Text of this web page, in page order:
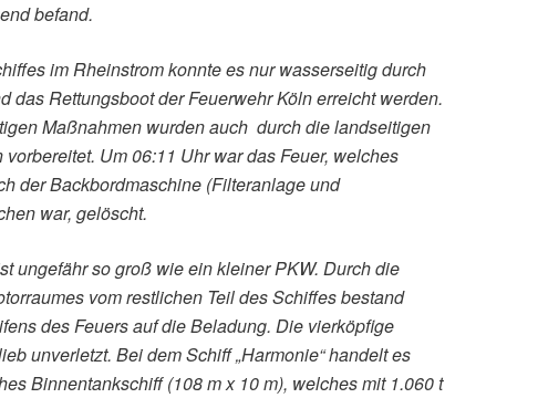
befand.
im Rheinstrom konnte es nur wasserseitig durch
das Rettungsboot der Feuerwehr Köln erreicht werden.
Maßnahmen wurden auch durch die landseitigen
Um 06:11 Uhr war das Feuer, welches
der Backbordmaschine (Filteranlage und
war, gelöscht.
ungefähr so groß wie ein kleiner PKW. Durch die
vom restlichen Teil des Schiffes bestand
des Feuers auf die Beladung. Die vierköpfige
unverletzt. Bei dem Schiff „Harmonie“ handelt es
Binnentankschiff (108 m x 10 m), welches mit 1.060 t